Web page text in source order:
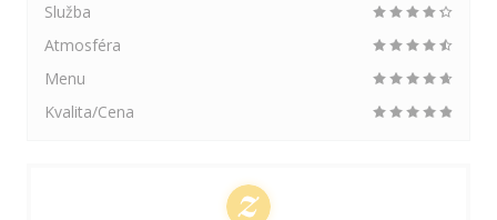
Služba
Atmosféra
Menu
Kvalita/Cena